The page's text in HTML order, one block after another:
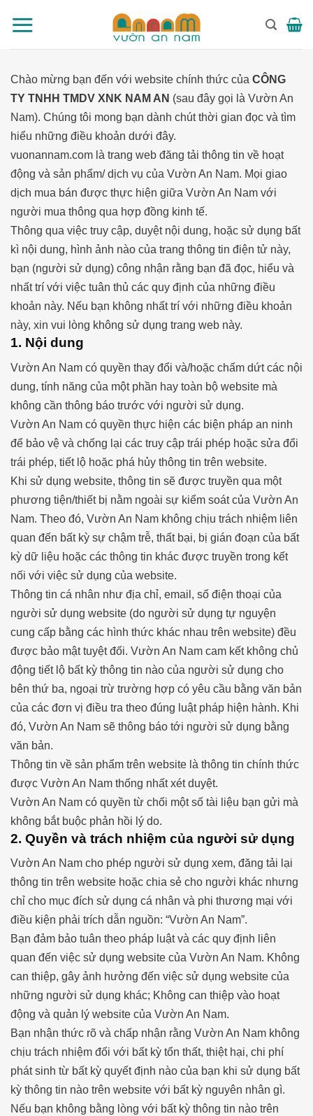
qua
Chào mừng bạn đến với website chính thức của CÔNG
TY TNHH TMDV XNK NAM AN (sau đây gọi là Vườn An
Nam). Chúng tôi mong bạn dành chút thời gian đọc và tìm
hiểu những điều khoản dưới đây.
vuonannam.com là trang web đăng tải thông tin về hoạt
động và sản phẩm/ dịch vụ của Vườn An Nam. Mọi giao
dịch mua bán được thực hiện giữa Vườn An Nam với
người mua thông qua hợp đồng kinh tế.
Thông qua việc truy cập, duyệt nội dung, hoặc sử dụng bất
kì nội dung, hình ảnh nào của trang thông tin điện tử này,
bạn (người sử dụng) công nhận rằng bạn đã đọc, hiểu và
nhất trí với việc tuân thủ các quy định của những điều
khoản này. Nếu bạn không nhất trí với những điều khoản
này, xin vui lòng không sử dụng trang web này.
1. Nội dung
Vườn An Nam có quyền thay đổi và/hoặc chấm dứt các nội
dung, tính năng của một phần hay toàn bộ website mà
không cần thông báo trước với người sử dụng.
Vườn An Nam có quyền thực hiện các biện pháp an ninh
để bảo vệ và chống lại các truy cập trái phép hoặc sửa đổi
trái phép, tiết lộ hoặc phá hủy thông tin trên website.
Khi sử dụng website, thông tin sẽ được truyền qua một
phương tiện/thiết bị nằm ngoài sự kiểm soát của Vườn An
Nam. Theo đó, Vườn An Nam không chịu trách nhiệm liên
quan đến bất kỳ sự chậm trễ, thất bại, bị gián đoạn của bất
kỳ dữ liệu hoặc các thông tin khác được truyền trong kết
nối với việc sử dụng của website.
Thông tin cá nhân như địa chỉ, email, số điện thoại của
người sử dụng website (do người sử dụng tự nguyện
cung cấp bằng các hình thức khác nhau trên website) đều
được bảo mật tuyệt đối. Vườn An Nam cam kết không chủ
động tiết lộ bất kỳ thông tin nào của người sử dụng cho
bên thứ ba, ngoại trừ trường hợp có yêu cầu bằng văn bản
của các đơn vị điều tra theo đúng luật pháp hiện hành. Khi
đó, Vườn An Nam sẽ thông báo tới người sử dụng bằng
văn bản.
Thông tin về sản phẩm trên website là thông tin chính thức
được Vườn An Nam thống nhất xét duyệt.
Vườn An Nam có quyền từ chối một số tài liệu bạn gửi mà
không bắt buộc phản hồi lý do.
2. Quyền và trách nhiệm của người sử dụng
Vườn An Nam cho phép người sử dụng xem, đăng tải lại
thông tin trên website hoặc chia sẻ cho người khác nhưng
chỉ cho mục đích sử dụng cá nhân và phi thương mại với
điều kiện phải trích dẫn nguồn: “Vườn An Nam”.
Bạn đảm bảo tuân theo pháp luật và các quy định liên
quan đến việc sử dụng website của Vườn An Nam. Không
can thiệp, gây ảnh hưởng đến việc sử dụng website của
những người sử dụng khác; Không can thiệp vào hoạt
động và quản lý website của Vườn An Nam.
Bạn nhận thức rõ và chấp nhận rằng Vườn An Nam không
chịu trách nhiệm đối với bất kỳ tổn thất, thiệt hại, chi phí
phát sinh từ bất kỳ quyết định nào của bạn khi sử dụng bất
kỳ thông tin nào trên website với bất kỳ nguyên nhân gì.
Nếu bạn không bằng lòng với bất kỳ thông tin nào trên